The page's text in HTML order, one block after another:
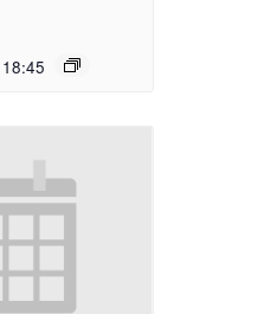
18:45